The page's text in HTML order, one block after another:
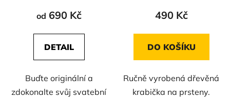
od 690 Kč
DETAIL
Buďte originální a
zdokonalte svůj svatební
490 Kč
DO KOŠÍKU
Ručně vyrobená dřevěná
krabička na prsteny.